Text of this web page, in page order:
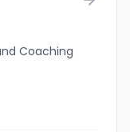
Coaching